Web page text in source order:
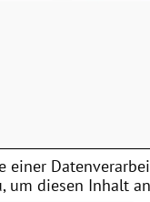
einer
um diesen Inhalt